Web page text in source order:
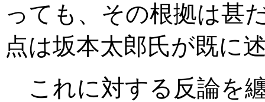
っても、その根拠は甚
点は坂本太郎氏が既に
これに対する反論を